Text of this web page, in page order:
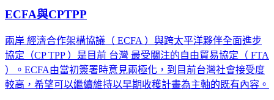
ECFA與CPTPP
兩岸 經濟合作架構協議（ ECFA ）與跨太平洋夥伴全面進步
協定（CP TPP ）是目前 台灣 最受關注的自由貿易協定（ FTA
）。ECFA由當初簽署時意見兩極化，到目前台灣社會接受度
較高，希望可以繼續維持以早期收穫計畫為主軸的既有內容。